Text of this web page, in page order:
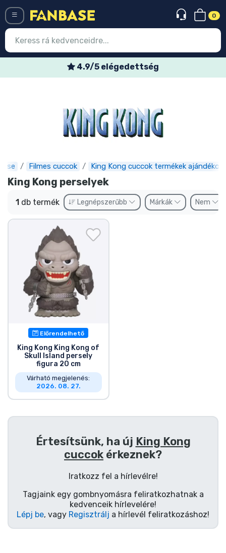
0
4.9/5 elégedettség
Filmes cuccok King Kong cuccok termékek ajándékok
King Kong perselyek
1 db termék Legnépszerűbb Márkák Nem
Előrendelhető
King Kong King Kong of
Skull Island persely
figura 20 cm
Várható megjelenés:
2026. 08. 27.
Értesítsünk, ha új King Kong
cuccok érkeznek?
Iratkozz fel a hírlevélre!
Tagjaink egy gombnyomásra feliratkozhatnak a
kedvenceik hírlevelére!
Lépj be, vagy Regisztrálj a hírlevél feliratkozáshoz!
Legújabb cuccok
Akciós ajánlatok
Express szállítás
Előrendelhető cuccok
Outlet cuccok
Ajándékkártya
Szállítás és fizetés
Sorozatos cuccok
Filmes cuccok
Mesés cuccok
Animés cuccok
Gamer cuccok
Zenés cuccok
Márkák